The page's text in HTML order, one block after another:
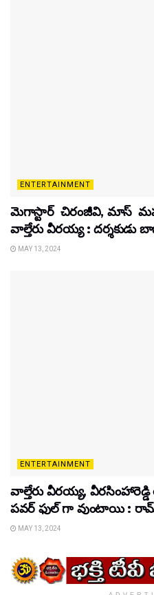
ENTERTAINMENT
మెగాస్టార్ చిరంజీవి, మాస్
వాల్తేరు వీరయ్య : దర్శకుడు
MAY 13, 2024
ENTERTAINMENT
వాల్తేరు వీరయ్య, వీరసింహారెడ్డి
పవర్ ఫుల్ గా వుంటాయి : రామ్
MAY 13, 2024